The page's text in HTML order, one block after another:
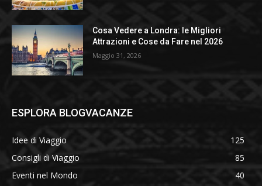
Cosa Vedere a Londra: le Migliori
Attrazioni e Cose da Fare nel 2026
Maggio 31, 2026
ESPLORA BLOGVACANZE
Idee di Viaggio
125
Consigli di Viaggio
85
Eventi nel Mondo
40